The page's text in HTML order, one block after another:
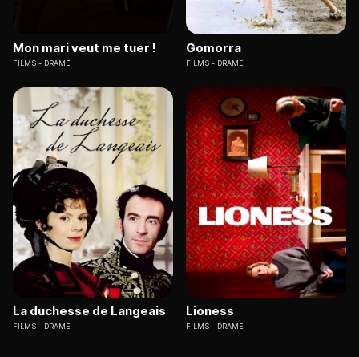
Mon mari veut me tuer !
FILMS DRAME
Gomorra
FILMS DRAME
La duchesse de Langeais
FILMS DRAME
Lioness
FILMS DRAME